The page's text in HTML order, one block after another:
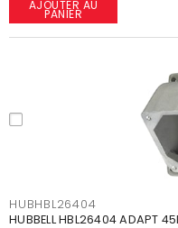
AJOUTER AU
PANIER
HUBHBL26404
HUBBELL HBL26404 ADAPT